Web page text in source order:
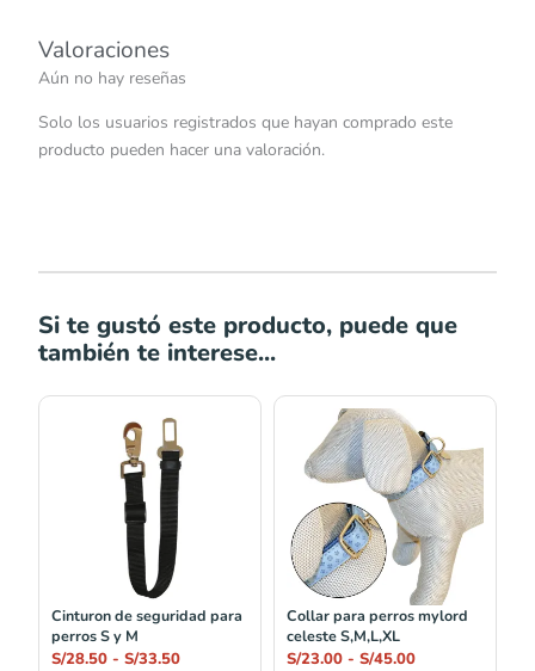
Valoraciones
Aún no hay reseñas
Solo los usuarios registrados que hayan comprado este
producto pueden hacer una valoración.
Si te gustó este producto, puede que
también te interese...
Cinturon de seguridad para
perros S y M
S/28.50 - S/33.50
precios:
Collar para perros mylord
celeste S,M,L,XL
S/23.00 - S/45.00
de
precios:
desde
S/23.00
hasta
S/45.00